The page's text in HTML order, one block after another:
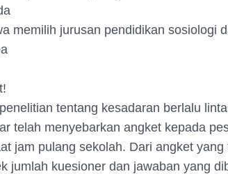
memilih jurusan pendidikan sosiologi
tentang kesadaran berlalu
telah menyebarkan angket kepada
jam pulang sekolah. Dari angket yang
jumlah kuesioner dan jawaban yang